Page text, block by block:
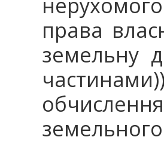
права
земельну